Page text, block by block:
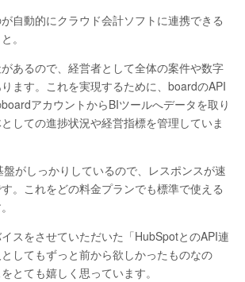
自動的にクラウド会計ソフトに連携できる
。
あるので、経営者として全体の案件や数字
ます。これを実現するために、boardのAPI
アカウントからBIツールへデータを取り
しての進捗状況や経営指標を管理していま
がしっかりしているので、レスポンスが速
。これをどの料金プランでも標準で使える
スをさせていただいた「HubSpotとのAPI連
してもずっと前から欲しかったものなの
とても嬉しく思っています。